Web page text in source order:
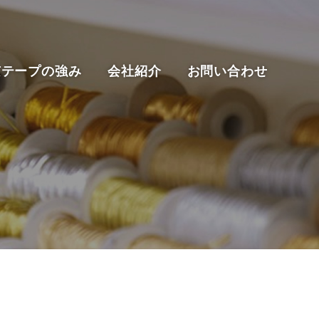
ープの強み 会社紹介 お問い合わせ